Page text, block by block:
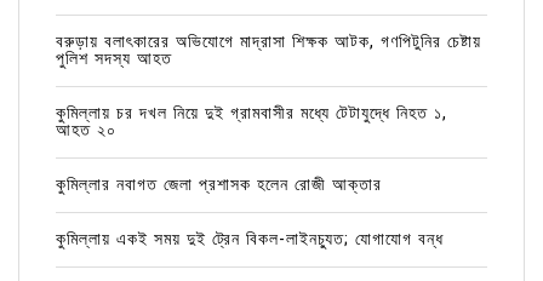
বরুড়ায় বলাৎকারের অভিযোগে মাদ্রাসা শিক্ষক আটক, গণপিটুনির চেষ্টায়
পুলিশ সদস্য আহত
কুমিল্লায় চর দখল নিয়ে দুই গ্রামবাসীর মধ্যে টেটাযুদ্ধে নিহত ১,
আহত ২০
কুমিল্লার নবাগত জেলা প্রশাসক হলেন রোজী আক্তার
কুমিল্লায় একই সময় দুই ট্রেন বিকল-লাইনচ্যুত; যোগাযোগ বন্ধ